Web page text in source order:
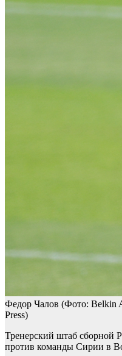
Федор Чалов (Фото: Belkin
Press)
Тренерский штаб сборной
против команды Сирии в